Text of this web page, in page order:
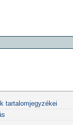
tartalomjegyzékei